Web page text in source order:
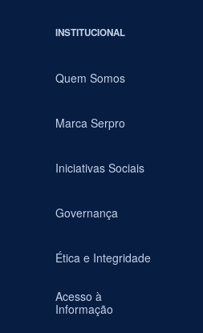
INSTITUCIONAL
Quem Somos
Marca Serpro
Iniciativas Sociais
Governança
Ética e Integridade
Acesso à
Informação